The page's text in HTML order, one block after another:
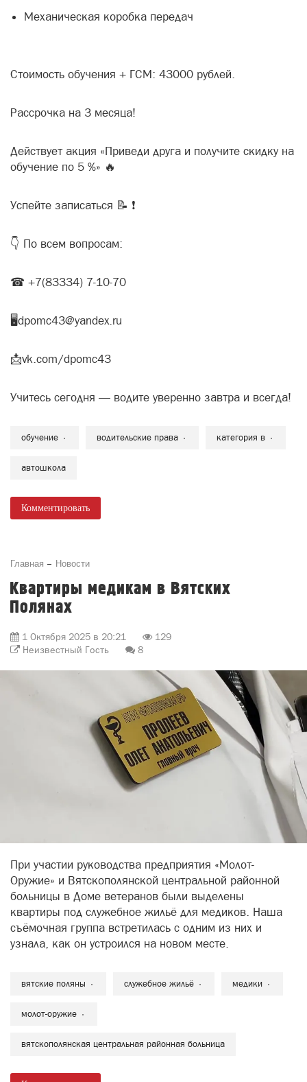
Механическая коробка передач
Стоимость обучения + ГСМ: 43000 рублей.
Рассрочка на 3 месяца!
Действует акция «Приведи друга и получите скидку на
обучение по 5 %» 🔥
Успейте записаться 📝 ❗
👇 По всем вопросам:
☎ +7(83334) 7-10-70
🖥dpomc43@yandex.ru
📩vk.com/dpomc43
Учитесь сегодня — водите уверенно завтра и всегда!
обучение водительские права категория в
автошкола
Комментировать
Главная Новости
Квартиры медикам в Вятских
Полянах
1 Октября 2025 в 20:21
129
Неизвестный Гость
8
При участии руководства предприятия «Молот-
Оружие» и Вятскополянской центральной районной
больницы в Доме ветеранов были выделены
квартиры под служебное жильё для медиков. Наша
съёмочная группа встретилась с одним из них и
узнала, как он устроился на новом месте.
вятские поляны служебное жильё медики
молот-оружие
вятскополянская центральная районная больница